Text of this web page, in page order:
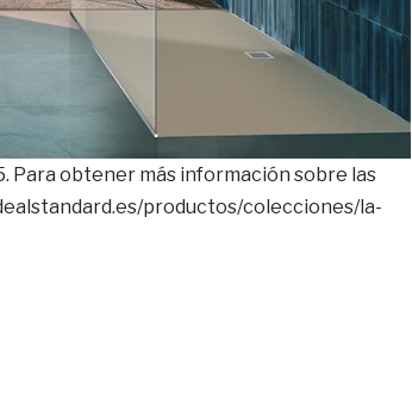
Para obtener más información sobre las
productos/colecciones/la-